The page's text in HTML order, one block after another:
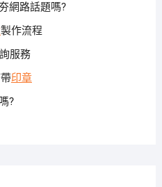
網路話題嗎?
製作流程
服務
印章
?